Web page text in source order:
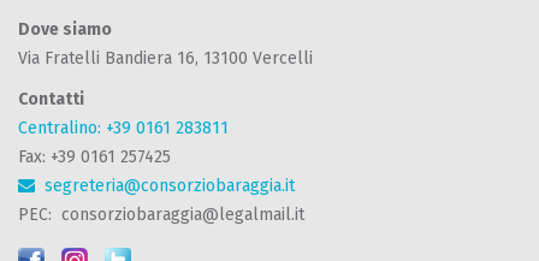
Dove siamo
Via Fratelli Bandiera 16, 13100 Vercelli
Contatti
Centralino: +39 0161 283811
Fax: +39 0161 257425
segreteria@consorziobaraggia.it
PEC: consorziobaraggia@legalmail.it